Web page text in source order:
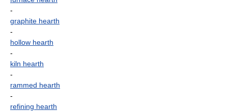
-
graphite hearth
-
hollow hearth
-
kiln hearth
-
rammed hearth
-
refining hearth